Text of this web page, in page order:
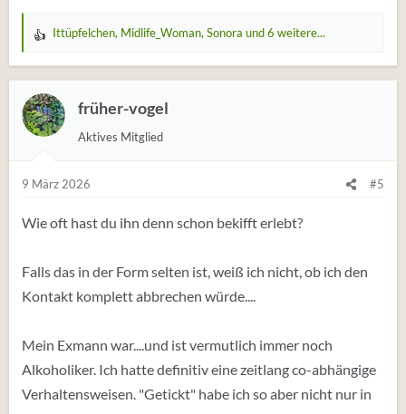
W
r
t
u
n
e
n
:
Ittüpfelchen, Midlife_Woman, Sonora und 6 weitere...
früher-vogel
Aktives Mitglied
9 März 2026 #5
Wie oft hast du ihn denn schon bekifft erlebt?
Falls das in der Form selten ist, weiß ich nicht, ob ich den
Kontakt komplett abbrechen würde....
Mein Exmann war....und ist vermutlich immer noch
Alkoholiker. Ich hatte definitiv eine zeitlang co-abhängige
Verhaltensweisen. "Getickt" habe ich so aber nicht nur in